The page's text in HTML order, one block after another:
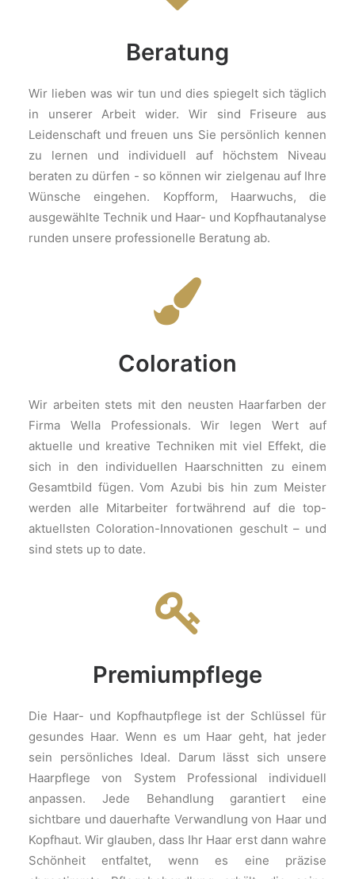
Beratung
Wir lieben was wir tun und dies spiegelt sich täglich
in unserer Arbeit wider. Wir sind Friseure aus
Leidenschaft und freuen uns Sie persönlich kennen
zu lernen und individuell auf höchstem Niveau
beraten zu dürfen - so können wir zielgenau auf Ihre
Wünsche eingehen. Kopfform, Haarwuchs, die
ausgewählte Technik und Haar- und Kopfhautanalyse
runden unsere professionelle Beratung ab.
Coloration
Wir arbeiten stets mit den neusten Haarfarben der
Firma Wella Professionals. Wir legen Wert auf
aktuelle und kreative Techniken mit viel Effekt, die
sich in den individuellen Haarschnitten zu einem
Gesamtbild fügen. Vom Azubi bis hin zum Meister
werden alle Mitarbeiter fortwährend auf die top-
aktuellsten Coloration-Innovationen geschult – und
sind stets up to date.
Premiumpflege
Die Haar- und Kopfhautpflege ist der Schlüssel für
gesundes Haar. Wenn es um Haar geht, hat jeder
sein persönliches Ideal. Darum lässt sich unsere
Haarpflege von System Professional individuell
anpassen. Jede Behandlung garantiert eine
sichtbare und dauerhafte Verwandlung von Haar und
Kopfhaut. Wir glauben, dass Ihr Haar erst dann wahre
Schönheit entfaltet, wenn es eine präzise